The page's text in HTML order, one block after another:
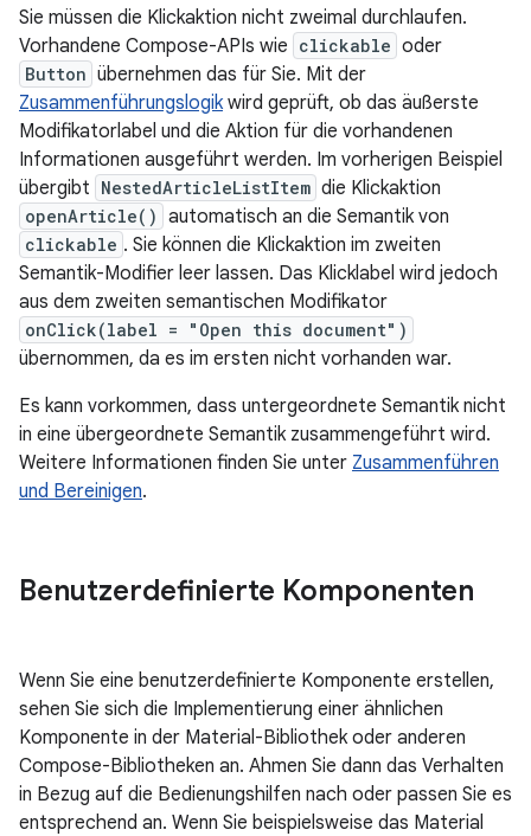
Sie müssen die Klickaktion nicht zweimal durchlaufen.
Vorhandene Compose-APIs wie clickable oder
Button übernehmen das für Sie. Mit der
Zusammenführungslogikwird geprüft, ob das äußerste
Modifikatorlabel und die Aktion für die vorhandenen
Informationen ausgeführt werden. Im vorherigen Beispiel
übergibt NestedArticleListItem die Klickaktion
openArticle() automatisch an die Semantik von
clickable . Sie können die Klickaktion im zweiten
Semantik-Modifier leer lassen. Das Klicklabel wird jedoch
aus dem zweiten semantischen Modifikator
onClick(label = "Open this document")
übernommen, da es im ersten nicht vorhanden war.
Es kann vorkommen, dass untergeordnete Semantik nicht
in eine übergeordnete Semantik zusammengeführt wird.
Weitere Informationen finden Sie unter Zusammenführen
und Bereinigen.
Benutzerdefinierte Komponenten
Wenn Sie eine benutzerdefinierte Komponente erstellen,
sehen Sie sich die Implementierung einer ähnlichen
Komponente in der Material-Bibliothek oder anderen
Compose-Bibliotheken an. Ahmen Sie dann das Verhalten
in Bezug auf die Bedienungshilfen nach oder passen Sie es
entsprechend an. Wenn Sie beispielsweise das Material